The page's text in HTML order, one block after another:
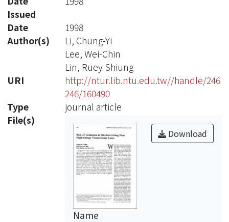
Issued
Date
1998
Author(s)
Li, Chung-Yi
Lee, Wei-Chin
Lin, Ruey Shiung
URI
http://ntur.lib.ntu.edu.tw//handle/246
246/160490
Type
journal article
File(s)
Download
Name